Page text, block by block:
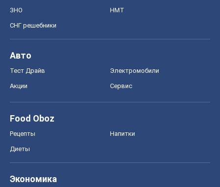
ЗНО НМТ
СНГ решебники
Авто
Тест Драйв Электромобили
Акции Сервис
Food Oboz
Рецепты Напитки
Диеты
Экономика